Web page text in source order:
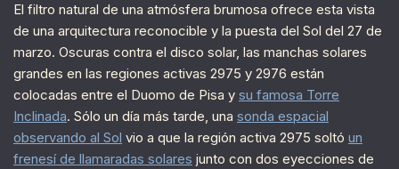
El filtro natural de una atmósfera brumosa ofrece esta vista
de una arquitectura reconocible y la puesta del Sol del 27 de
marzo. Oscuras contra el disco solar, las manchas solares
grandes en las regiones activas 2975 y 2976 están
colocadas entre el Duomo de Pisa y su famosa Torre
Inclinada. Sólo un día más tarde, una sonda espacial
observando al Sol vio a que la región activa 2975 soltó un
frenesí de llamaradas solares junto con dos eyecciones de